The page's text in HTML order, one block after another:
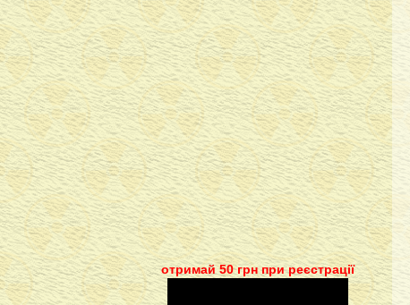
отримай 50 грн при реєстрації